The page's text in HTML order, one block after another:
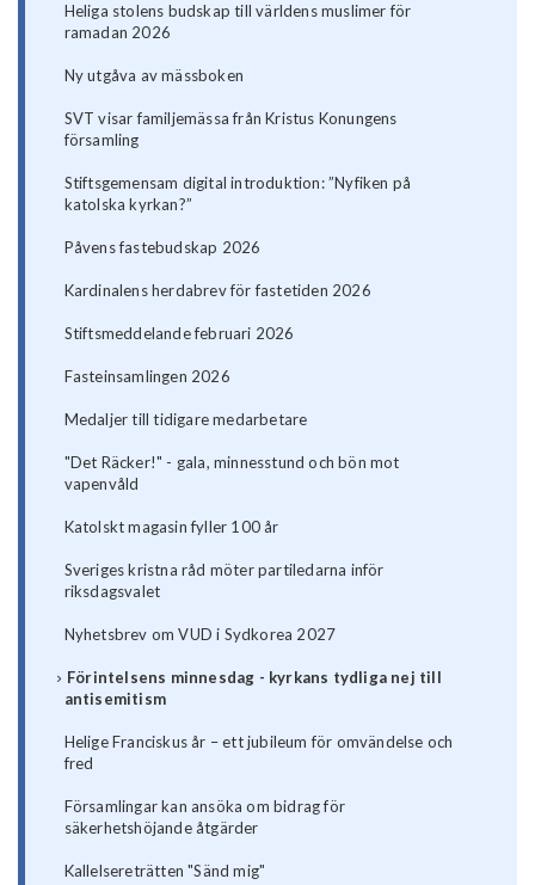
Heliga stolens budskap till världens muslimer för
ramadan 2026
Ny utgåva av mässboken
SVT visar familjemässa från Kristus Konungens
församling
Stiftsgemensam digital introduktion: ”Nyfiken på
katolska kyrkan?”
Påvens fastebudskap 2026
Kardinalens herdabrev för fastetiden 2026
Stiftsmeddelande februari 2026
Fasteinsamlingen 2026
Medaljer till tidigare medarbetare
"Det Räcker!" - gala, minnesstund och bön mot
vapenvåld
Katolskt magasin fyller 100 år
Sveriges kristna råd möter partiledarna inför
riksdagsvalet
Nyhetsbrev om VUD i Sydkorea 2027
Förintelsens minnesdag - kyrkans tydliga nej till
antisemitism
Helige Franciskus år – ett jubileum för omvändelse och
fred
Församlingar kan ansöka om bidrag för
säkerhetshöjande åtgärder
Kallelsereträtten "Sänd mig"